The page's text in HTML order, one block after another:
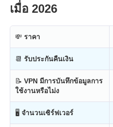
เมื่อ 2026
💸 ราคา
📆 รับประกันคืนเงิน
📝 VPN มีการบันทึกข้อมูลการ
ใช้งานหรือไม่ง
🖥 จำนวนเซิร์ฟเวอร์